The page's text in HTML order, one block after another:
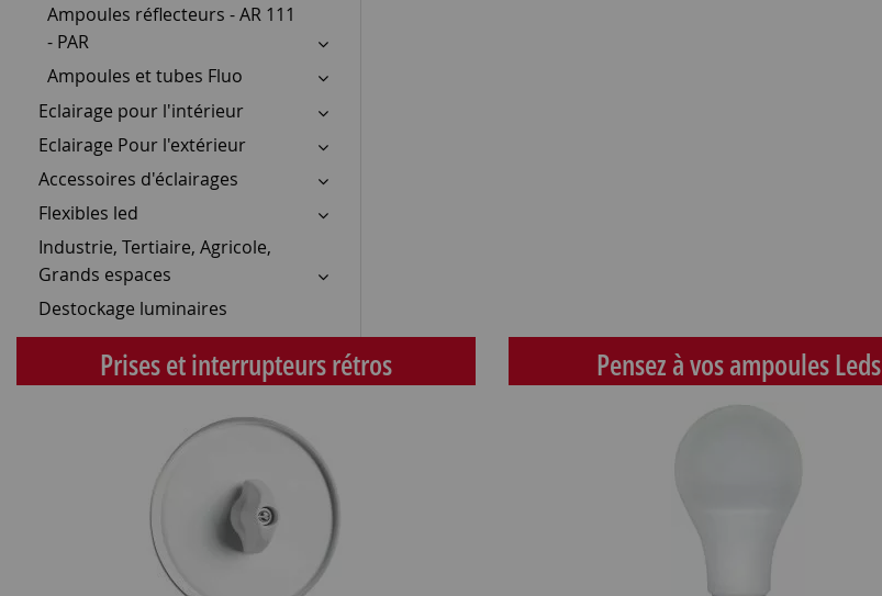
Ampoules réflecteurs - AR 111
- PAR
Ampoules et tubes Fluo
Eclairage pour l'intérieur
Eclairage Pour l'extérieur
Accessoires d'éclairages
Flexibles led
Industrie, Tertiaire, Agricole,
Grands espaces
Destockage luminaires
Prises et interrupteurs rétros Pensez à vos ampoules Leds